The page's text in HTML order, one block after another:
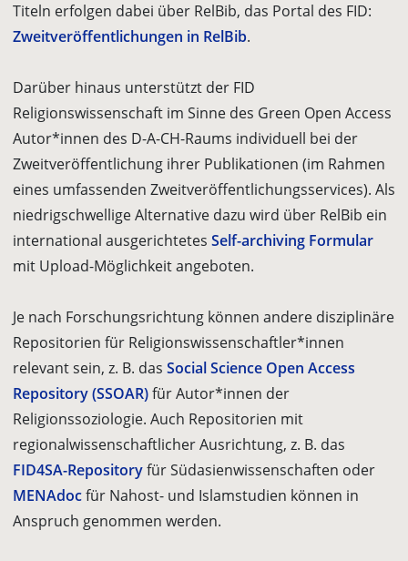
Titeln erfolgen dabei über RelBib, das Portal des FID:
Zweitveröffentlichungen in RelBib.
Darüber hinaus unterstützt der FID
Religionswissenschaft im Sinne des Green Open Access
Autor*innen des D-A-CH-Raums individuell bei der
Zweitveröffentlichung ihrer Publikationen (im Rahmen
eines umfassenden Zweitveröffentlichungsservices). Als
niedrigschwellige Alternative dazu wird über RelBib ein
international ausgerichtetes Self-archiving Formular
mit Upload-Möglichkeit angeboten.
Je nach Forschungsrichtung können andere disziplinäre
Repositorien für Religionswissenschaftler*innen
relevant sein, z. B. das Social Science Open Access
Repository (SSOAR)für Autor*innen der
Religionssoziologie. Auch Repositorien mit
regionalwissenschaftlicher Ausrichtung, z. B. das
FID4SA-Repositoryfür Südasienwissenschaften oder
MENAdocfür Nahost- und Islamstudien können in
Anspruch genommen werden.